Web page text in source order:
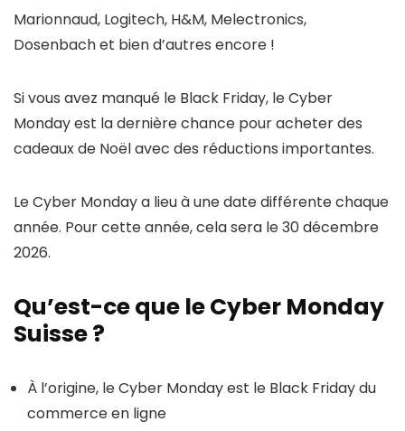
Marionnaud, Logitech, H&M, Melectronics,
Dosenbach et bien d’autres encore !
Si vous avez manqué le Black Friday, le Cyber
Monday est la dernière chance pour acheter des
cadeaux de Noël avec des réductions importantes.
Le Cyber Monday a lieu à une date différente chaque
année. Pour cette année, cela sera le 30 décembre
2026.
Qu’est-ce que le Cyber Monday
Suisse ?
À l’origine, le Cyber Monday est le Black Friday du
commerce en ligne